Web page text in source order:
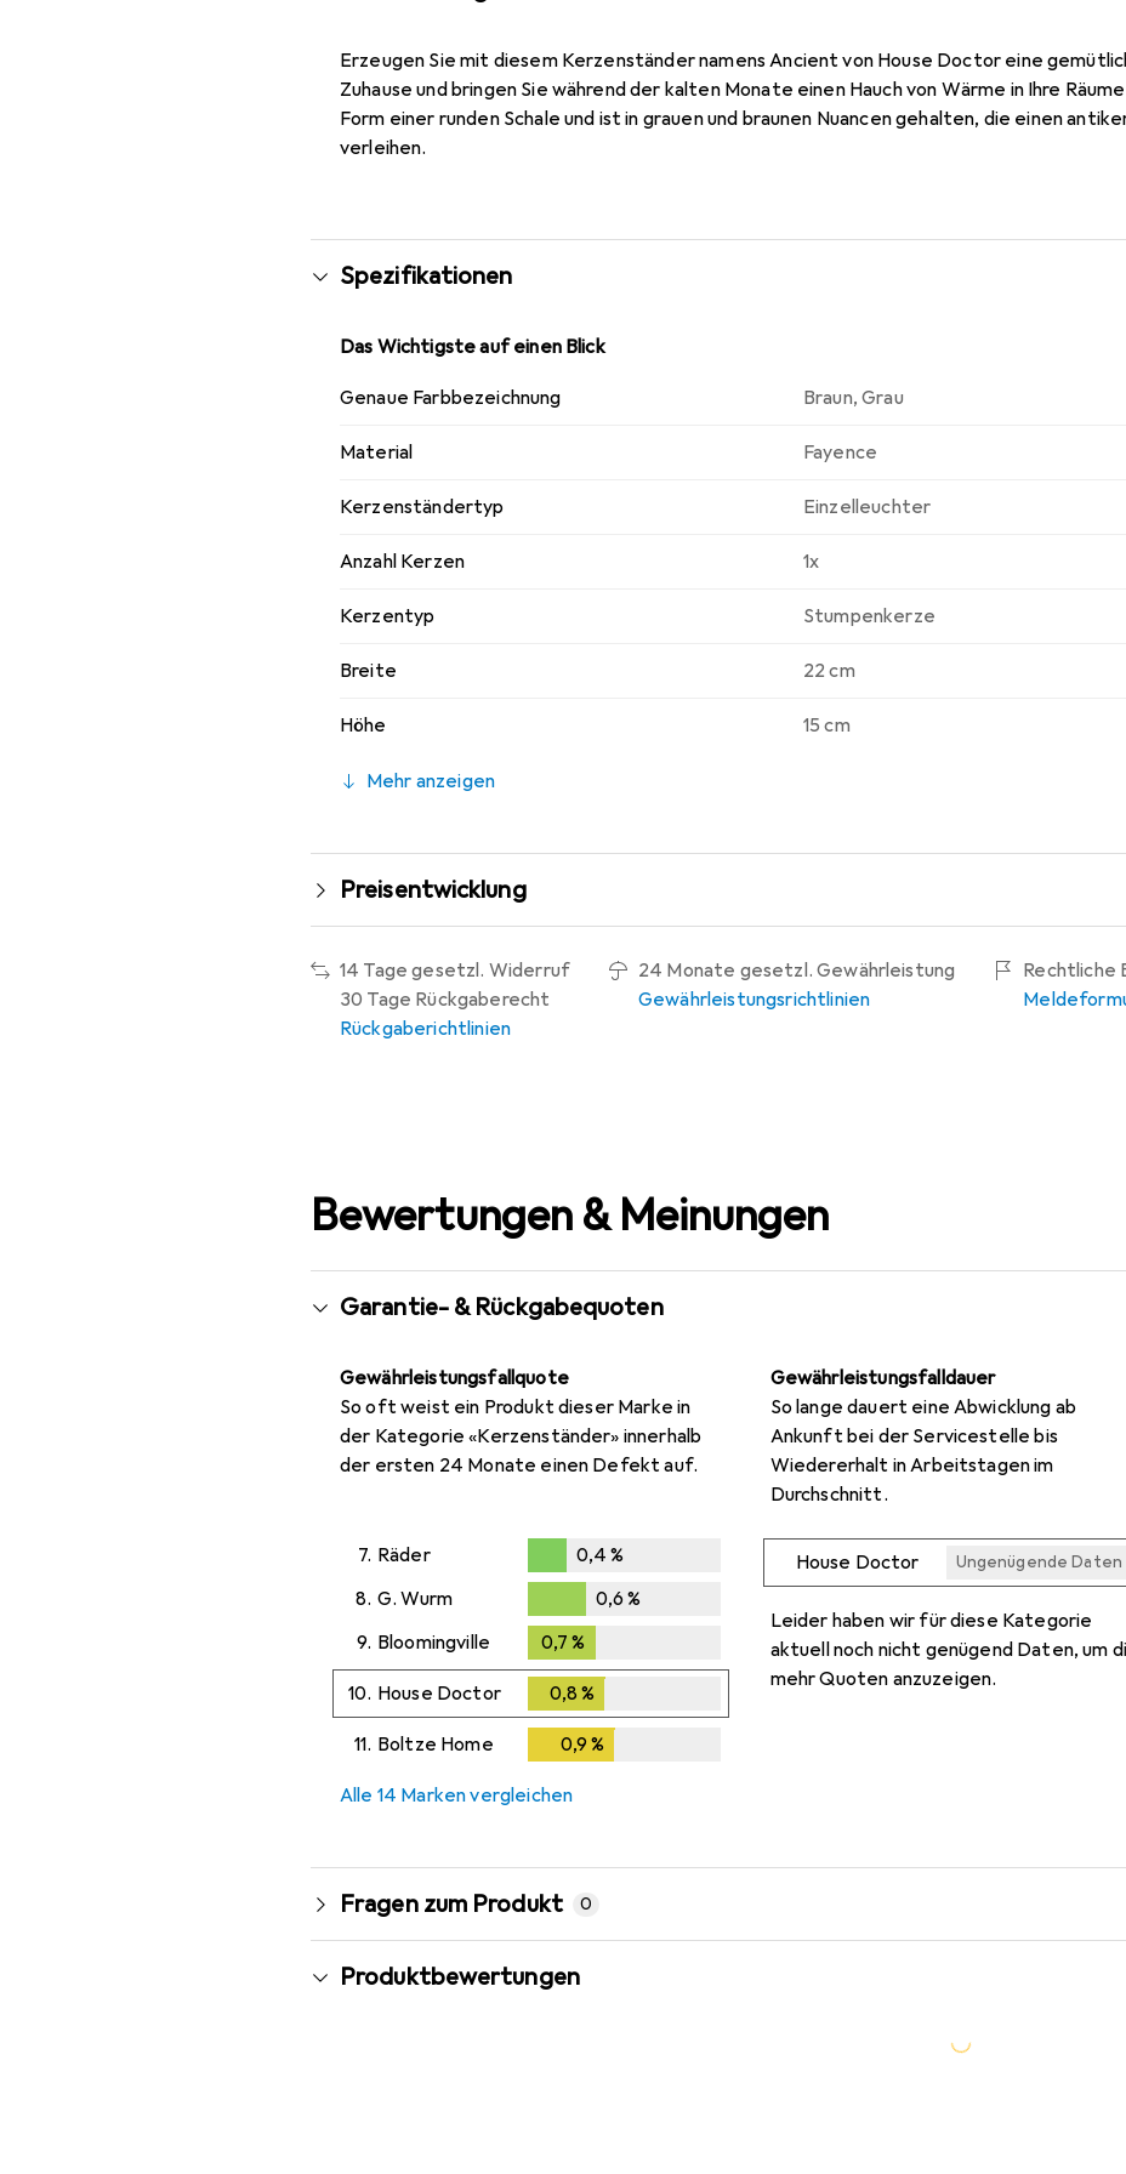
Erzeugen Sie mit diesem Kerzenständer namens Ancient von House Doctor eine
Zuhause und bringen Sie während der kalten Monate einen Hauch von Wärme in Ihre
Form einer runden Schale und ist in grauen und braunen Nuancen gehalten, die einen
verleihen.
Spezifikationen
Das Wichtigste auf einen Blick
Genaue Farbbezeichnung Braun,Grau
Material Fayence
Kerzenständertyp Einzelleuchter
Anzahl Kerzen 1x
Kerzentyp Stumpenkerze
Breite 22 cm
Höhe 15 cm
Mehr anzeigen
Preisentwicklung
14 Tage gesetzl. Widerruf
30 Tage Rückgaberecht
Rückgaberichtlinien
24 Monate gesetzl. Gewährleistung
Gewährleistungsrichtlinien
Rechtliche
Bewertungen & Meinungen
Garantie- & Rückgabequoten
Gewährleistungsfallquote
So oft weist ein Produkt dieser Marke in
der Kategorie «Kerzenständer» innerhalb
der ersten 24 Monate einen Defekt auf.
7. Räder
0,4%
0,4 %
8. G. Wurm
0,6%
0,6%
9. Bloomingville 0,7 %
10. House Doctor 0,8 %
11. Boltze Home 0,9 %
Gewährleistungsfalldauer
So lange dauert eine Abwicklung ab
Ankunft bei der Servicestelle bis
Wiedererhalt in Arbeitstagen im
Durchschnitt.
House Doctor Ungenügende Daten
Leider haben wir für diese Kategorie
aktuell noch nicht genügend Daten, um
mehr Quoten anzuzeigen.
Alle 14 Marken vergleichen
Fragen zum Produkt 0
Produktbewertungen